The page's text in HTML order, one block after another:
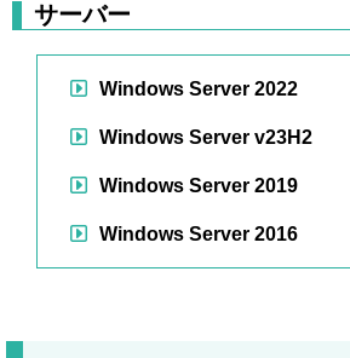
サーバー
Windows Server 2022
Windows Server v23H2
Windows Server 2019
Windows Server 2016